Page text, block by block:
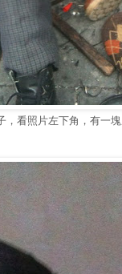
看照片左下角，有一